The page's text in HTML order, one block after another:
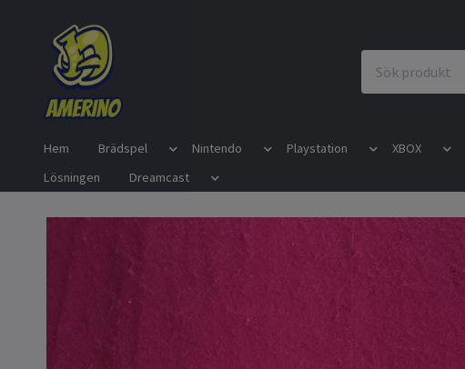
Hem Brädspel Nintendo Playstation XBOX
Lösningen
Dreamcast